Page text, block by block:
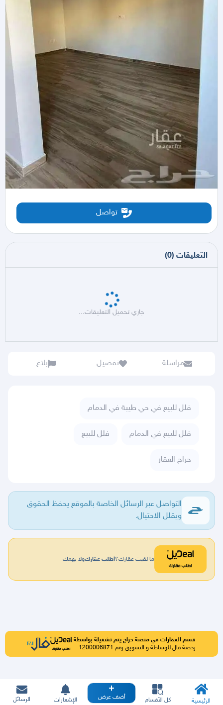
تواصل
التعليقات (
0
)
جاري تحميل التعليقات...
مراسلة تفضيل بلاغ
فلل للبيع في حي طيبة في الدمام
فلل للبيع في الدمام فلل للبيع
حراج العقار
التواصل عبر الرسائل الخاصة بالموقع يحفظ الحقوق
ويقلل الاحتيال.
ما لقيت عقارك؟اطلب عقاركولا يهمك
قسم العقارات في منصة حراج يتم تشغيلة بواسطة
رخصة فال للوساطة و التسويق رقم 1200006871
الرئيسية كل الأقسام أضف عرض الإشعارات الرسائل